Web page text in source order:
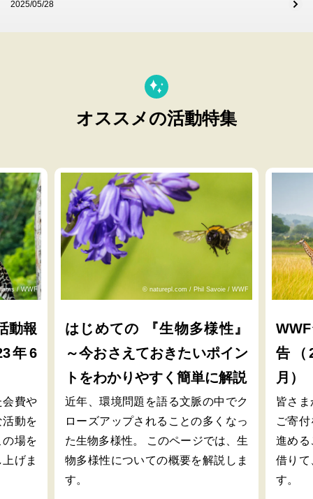
2025/05/28
オススメの活動特集
/ WWF
動報
年6
会費や
動を
場を
げま
© naturepl.com / Phil Savoie / WWF
はじめての 『生物多様性』
～今おさえておきたいポイン
トをわかりやすく簡単に解説
近年、環境問題を語る文脈の中でク
ローズアップされることの多くなっ
た生物多様性。 このページでは、生
物多様性についての概要を解説しま
す。
告（
月）
皆さ
ご寄
進める
借りて
す。